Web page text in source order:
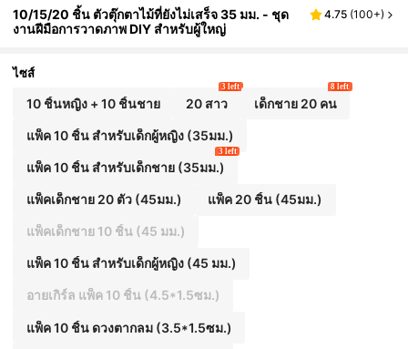
10/15/20 ชิ้น ตัวตุ๊กตาไม้ที่ยังไม่เสร็จ 35 มม. - ชุด
งานฝีมือการวาดภาพ DIY สำหรับผู้ใหญ่
4.75 (100+)
ไซส์
10 ชิ้นหญิง + 10 ชิ้นชาย 20 สาว
3 left
เด็กชาย 20 คน
8 left
แพ็ค 10 ชิ้น สำหรับเด็กผู้หญิง (35มม.)
แพ็ค 10 ชิ้น สำหรับเด็กชาย (35มม.)
3 left
แพ็คเด็กชาย 20 ตัว (45มม.) แพ็ค 20 ชิ้น (45มม.)
แพ็คเด็กชาย 10 ชิ้น (45 มม.)
แพ็ค 10 ชิ้น สำหรับเด็กผู้หญิง (45 มม.)
อายเกิร์ล แพ็ค 10 ชิ้น (4.5*1.5ซม.)
แพ็ค 10 ชิ้น ดวงตากลม (3.5*1.5ซม.)